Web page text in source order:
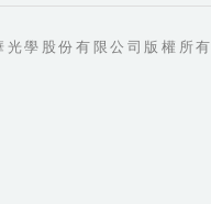
光學股份有限公司版權所有